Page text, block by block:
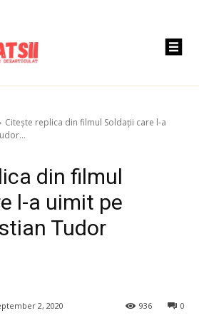
Citește replica din filmul Soldații care l-a
din filmul
l-a uimit pe
Tudor
2, 2020 0
936